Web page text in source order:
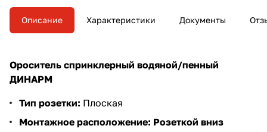
Описание Характеристики Документы
Ороситель спринклерный водяной/пенный
ДИНАРМ
Тип розетки: Плоская
Монтажное расположение: Розеткой вниз